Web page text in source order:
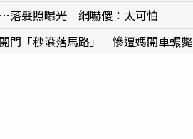
落髮照曝光 網嚇傻：太可怕
門「秒滾落馬路」 慘遭媽開車輾斃